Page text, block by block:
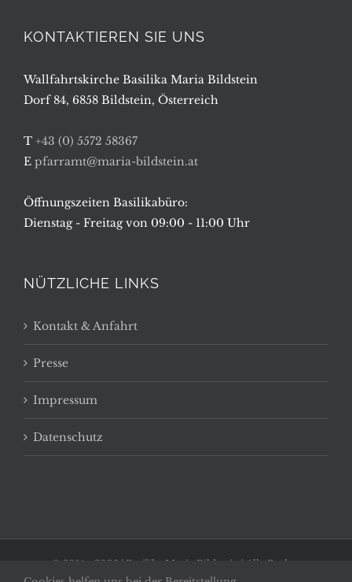
KONTAKTIEREN SIE UNS
Wallfahrtskirche Basilika Maria Bildstein
Dorf 84, 6858 Bildstein, Österreich
T +43 (0) 5572 58367
E pfarramt@maria-bildstein.at
Öffnungszeiten Basilikabüro:
Dienstag - Freitag von 09:00 - 11:00 Uhr
NÜTZLICHE LINKS
Kontakt & Anfahrt
Presse
Impressum
Datenschutz
© 2014 - 2026 | Basilika Maria Bildstein | Alle Rechte